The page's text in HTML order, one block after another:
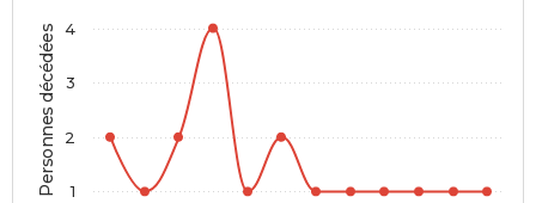
Personnes décédées 1
2
3
4